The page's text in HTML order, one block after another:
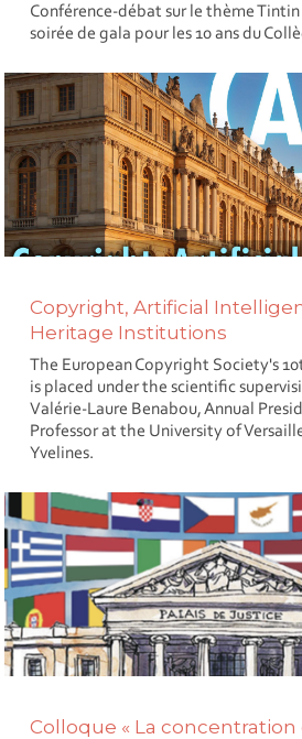
Conférence-débat sur le thème
soirée de gala pour les 10 ans du
Copyright, Artificial
Heritage Institutions
The European Copyright Society's
is placed under the scientific
Valérie-Laure Benabou, Annual
Professor at the University of
Yvelines.
Colloque « La